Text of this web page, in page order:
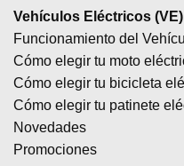
Vehículos Eléctricos (VE)
Funcionamiento del
Cómo elegir tu moto
Cómo elegir tu bicicleta
Cómo elegir tu patinete
Novedades
Promociones